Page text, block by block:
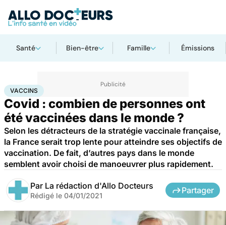
Santé Bien-être Famille Émissions
AccueilSanté Vaccins
VACCINS
Covid : combien de personnes ont
été vaccinées dans le monde ?
Selon les détracteurs de la stratégie vaccinale française,
la France serait trop lente pour atteindre ses objectifs de
vaccination. De fait, d’autres pays dans le monde
semblent avoir choisi de manoeuvrer plus rapidement.
Par La rédaction d'Allo Docteurs
Rédigé le 04/01/2021
Partager